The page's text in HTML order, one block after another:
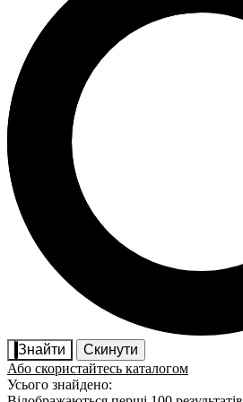
Знайти
Скинути
Або скористайтесь каталогом
Усього знайдено: